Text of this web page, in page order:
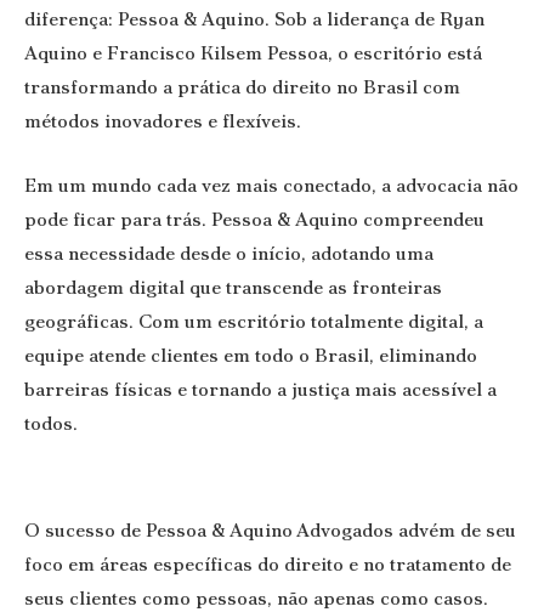
diferença: Pessoa & Aquino. Sob a liderança de Ryan
Aquino e Francisco Kilsem Pessoa, o escritório está
transformando a prática do direito no Brasil com
métodos inovadores e flexíveis.
Em um mundo cada vez mais conectado, a advocacia não
pode ficar para trás. Pessoa & Aquino compreendeu
essa necessidade desde o início, adotando uma
abordagem digital que transcende as fronteiras
geográficas. Com um escritório totalmente digital, a
equipe atende clientes em todo o Brasil, eliminando
barreiras físicas e tornando a justiça mais acessível a
todos.
O sucesso de Pessoa & Aquino Advogados advém de seu
foco em áreas específicas do direito e no tratamento de
seus clientes como pessoas, não apenas como casos.